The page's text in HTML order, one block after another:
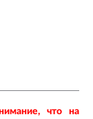
что на